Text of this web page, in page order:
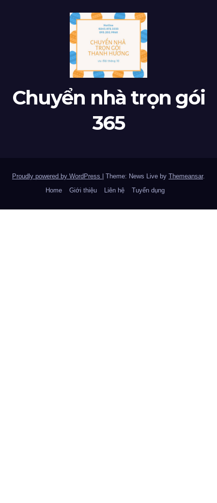
Chuyển nhà trọn gói
365
Proudly powered by WordPress Theme: News Live by Themeansar.
Home
Giới thiệu Liên hệ Tuyển dụng